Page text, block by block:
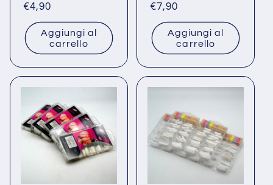
Prezzo
listino
€4,90
Aggiungi al
carrello
Prezzo
di
listino
€7,90
Aggiungi al
carrello